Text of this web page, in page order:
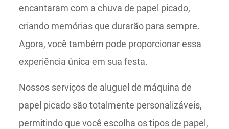
encantaram com a chuva de papel picado,
criando memórias que durarão para sempre.
Agora, você também pode proporcionar essa
experiência única em sua festa.
Nossos serviços de aluguel de máquina de
papel picado são totalmente personalizáveis,
permitindo que você escolha os tipos de papel,